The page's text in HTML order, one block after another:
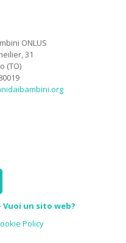
ONLUS
31
(TO)
Vuoi un sito web?
Policy